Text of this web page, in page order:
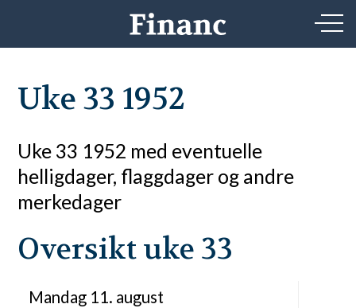
Uke 33 1952
Uke 33 1952 med eventuelle
helligdager, flaggdager og andre
merkedager
Oversikt uke 33
Mandag 11. august